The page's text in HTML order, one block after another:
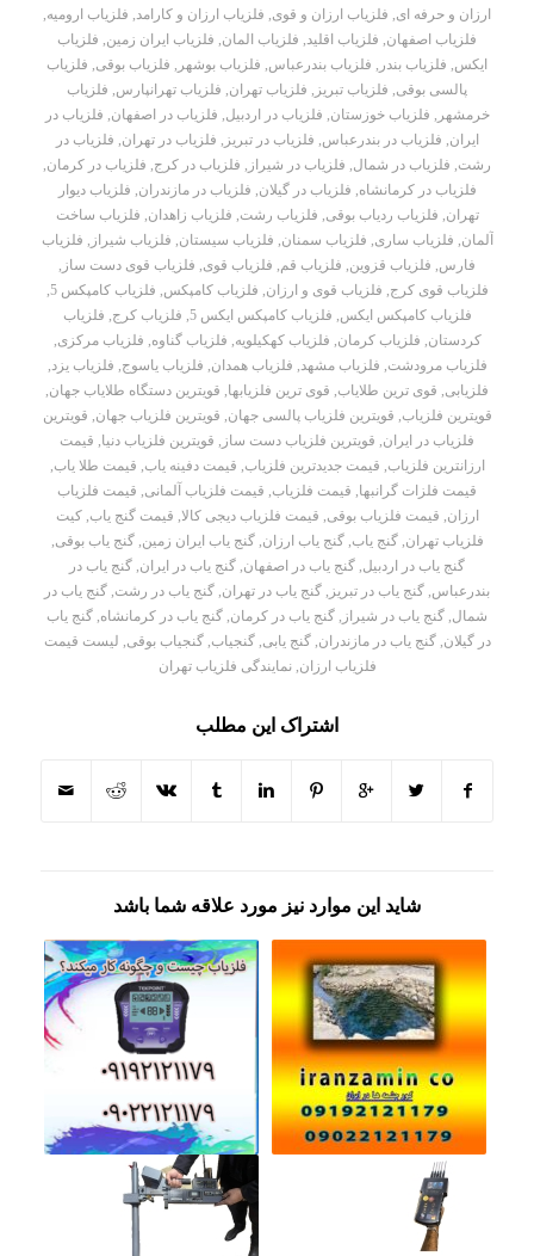
ارزان و حرفه ای, فلزیاب ارزان و قوی, فلزیاب ارزان و کارامد, فلزیاب ارومیه,
فلزیاب اصفهان, فلزیاب اقلید, فلزیاب المان, فلزیاب ایران زمین, فلزیاب
ایکس, فلزیاب بندر , فلزیاب بندرعباس, فلزیاب بوشهر , فلزیاب بوقی, فلزیاب
پالسی بوقی, فلزیاب تبریز , فلزیاب تهران, فلزیاب تهرانپارس, فلزیاب
خرمشهر , فلزیاب خوزستان, فلزیاب در اردبیل, فلزیاب در اصفهان, فلزیاب در
ایران, فلزیاب در بندرعباس, فلزیاب در تبریز , فلزیاب در تهران, فلزیاب در
رشت, فلزیاب در شمال, فلزیاب در شیراز , فلزیاب در کرج, فلزیاب در کرمان,
فلزیاب در کرمانشاه, فلزیاب در گیلان, فلزیاب در مازندران, فلزیاب دیوار
تهران, فلزیاب ردیاب بوقی, فلزیاب رشت, فلزیاب زاهدان, فلزیاب ساخت
آلمان, فلزیاب ساری, فلزیاب سمنان, فلزیاب سیستان, فلزیاب شیراز , فلزیاب
فارس, فلزیاب قزوین, فلزیاب قم, فلزیاب قوی, فلزیاب قوی دست ساز ,
فلزیاب قوی کرج, فلزیاب قوی و ارزان, فلزیاب کامپکس, فلزیاب کامپکس 5 ,
فلزیاب کامپکس ایکس, فلزیاب کامپکس ایکس 5 , فلزیاب کرج, فلزیاب
کردستان, فلزیاب کرمان, فلزیاب کهکیلویه, فلزیاب گناوه, فلزیاب مرکزی,
فلزیاب مرودشت, فلزیاب مشهد, فلزیاب همدان, فلزیاب یاسوج, فلزیاب یزد,
فلزیابی, قوی ترین طلایاب, قوی ترین فلزیابها, قویترین دستگاه طلایاب جهان,
قویترین فلزیاب, قویترین فلزیاب پالسی جهان, قویترین فلزیاب جهان, قویترین
فلزیاب در ایران, قویترین فلزیاب دست ساز , قویترین فلزیاب دنیا, قیمت
ارزانترین فلزیاب, قیمت جدیدترین فلزیاب, قیمت دفینه یاب, قیمت طلا یاب,
قیمت فلزات گرانبها, قیمت فلزیاب, قیمت فلزیاب آلمانی, قیمت فلزیاب
ارزان, قیمت فلزیاب بوقی, قیمت فلزیاب دیجی کالا, قیمت گنج یاب,کیت
فلزیاب تهران,گنج یاب,گنج یاب ارزان,گنج یاب ایران زمین,گنج یاب بوقی,
گنج یاب در اردبیل, گنج یاب در اصفهان, گنج یاب در ایران, گنج یاب در
بندرعباس, گنج یاب در تبریز , گنج یاب در تهران, گنج یاب در رشت, گنج یاب در
شمال, گنج یاب در شیراز , گنج یاب در کرمان, گنج یاب در کرمانشاه, گنج یاب
در گیلان,گنج یاب در مازندران,گنج یابی,گنجیاب,گنجیاب بوقی, لیست قیمت
فلزیاب ارزان,نمایندگی فلزیاب تهران
اشتراک این مطلب
شاید این موارد نیز مورد علاقه شما باشد